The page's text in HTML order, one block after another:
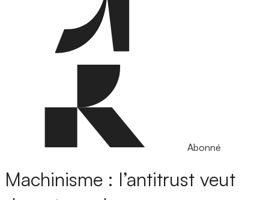
Abonné
Machinisme : l’antitrust veut